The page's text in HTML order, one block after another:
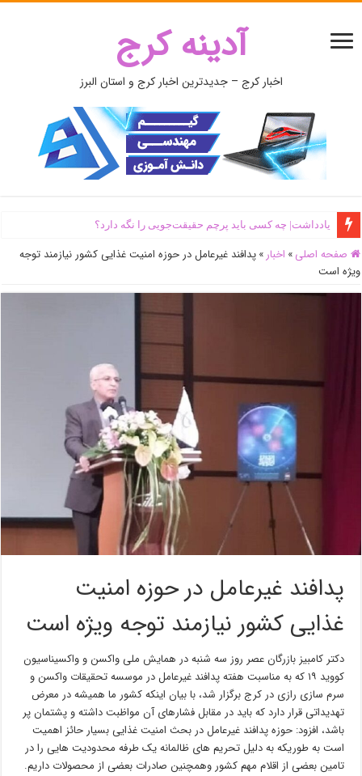
آدینه کرج
اخبار کرج – جدیدترین اخبار کرج و استان البرز
یادداشت| ‌چه کسی باید پرچم حقیقت‌جویی را نگه دارد؟
صفحه اصلی » اخبار » پدافند غیرعامل در حوزه امنیت غذایی کشور نیازمند توجه
ویژه است
پدافند غیرعامل در حوزه امنیت
غذایی کشور نیازمند توجه ویژه است
دکتر کامبیز بازرگان عصر روز سه شنبه در همایش ملی واکسن و واکسیناسیون
کووید ۱۹ که به مناسبت هفته پدافند غیرعامل در موسسه تحقیقات واکسن و
سرم سازی رازی در کرج برگزار شد، با بیان اینکه کشور ما همیشه در معرض
تهدیداتی قرار دارد که باید در مقابل فشارهای آن مواظبت داشته و پشتمان پر
باشد، افزود: حوزه پدافند غیرعامل در بحث امنیت غذایی بسیار حائز اهمیت
است به طوریکه به دلیل تحریم های ظالمانه یک طرفه محدودیت هایی را در
تامین بعضی از اقلام مهم کشور وهمچنین صادرات بعضی از محصولات داریم.